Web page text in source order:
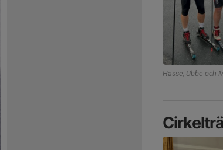
Hasse, Ubbe och